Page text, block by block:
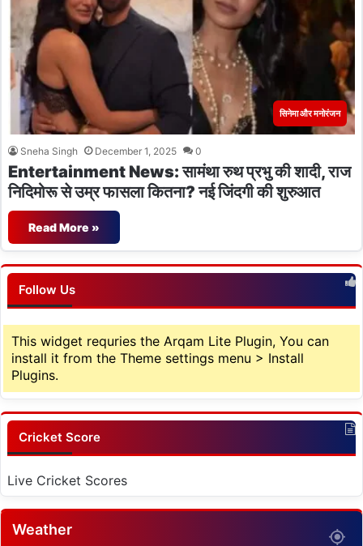
सिनेमा और मनोरंजन
Sneha Singh December 1, 2025 0
Entertainment News: सामंथा रुथ प्रभु की शादी, राज
निदिमोरू से उम्र फासला कितना? नई जिंदगी की शुरुआत
Read More »
Follow Us
This widget requries the Arqam Lite Plugin, You can
install it from the Theme settings menu > Install
Plugins.
Cricket Score
Live Cricket Scores
Weather